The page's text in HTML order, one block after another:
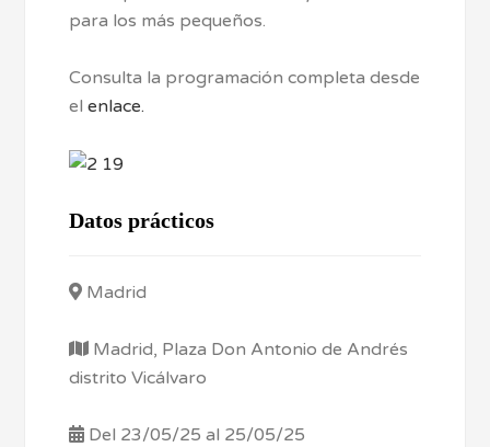
para los más pequeños.
Consulta la programación completa desde
elenlace.
Datos prácticos
Madrid
Madrid, Plaza Don Antonio de Andrés
distrito Vicálvaro
Del 23/05/25 al 25/05/25